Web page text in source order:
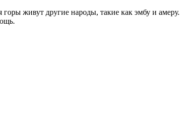
живут другие народы, такие как эмбу и амеру.